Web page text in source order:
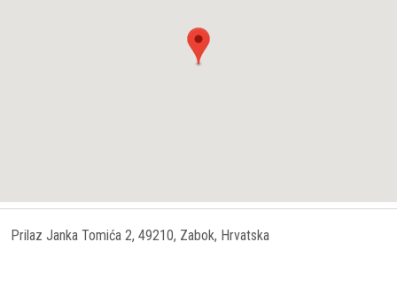
Prilaz Janka Tomića 2, 49210, Zabok, Hrvatska